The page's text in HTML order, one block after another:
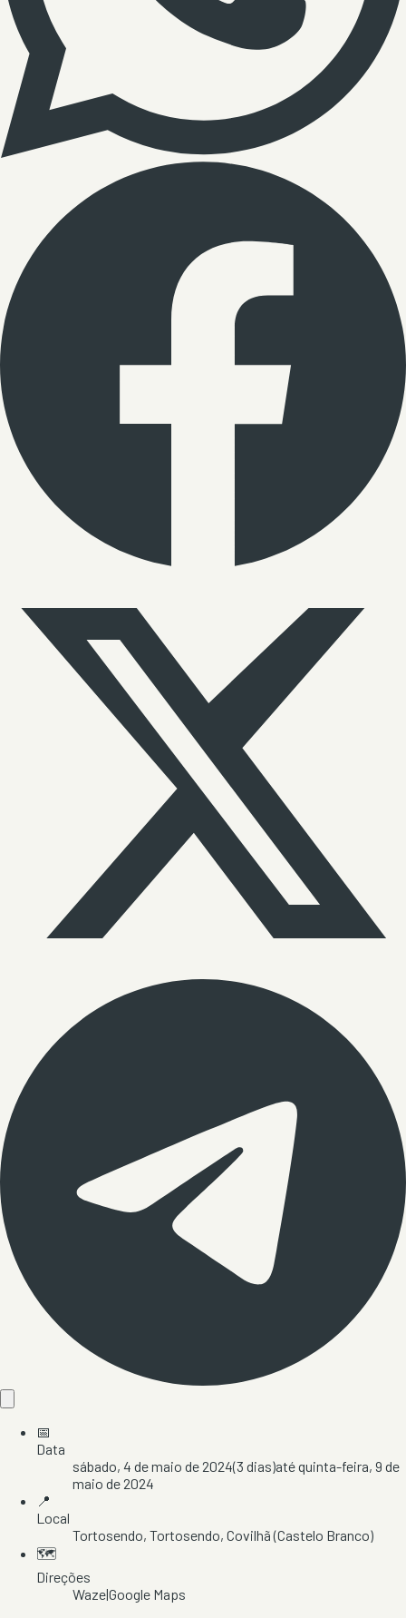
📅
Data
sábado, 4 de maio de 2024(3 dias)atéquinta-feira, 9 de
maio de 2024
📍
Local
Tortosendo, Tortosendo, Covilhã(Castelo Branco)
🗺️
Direções
Waze|Google Maps